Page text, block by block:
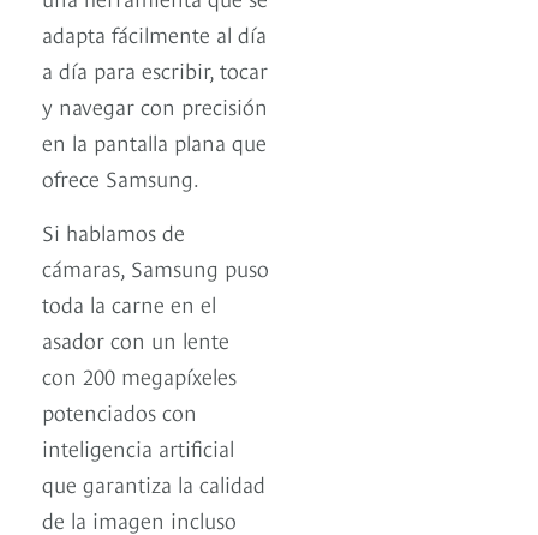
adapta fácilmente al día
a día para escribir, tocar
y navegar con precisión
en la pantalla plana que
ofrece Samsung.
Si hablamos de
cámaras, Samsung puso
toda la carne en el
asador con un lente
con 200 megapíxeles
potenciados con
inteligencia artificial
que garantiza la calidad
de la imagen incluso